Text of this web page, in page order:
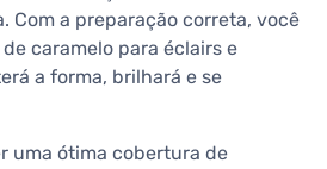
Com a preparação correta, você
caramelo para éclairs e
a forma, brilhará e se
uma ótima cobertura de